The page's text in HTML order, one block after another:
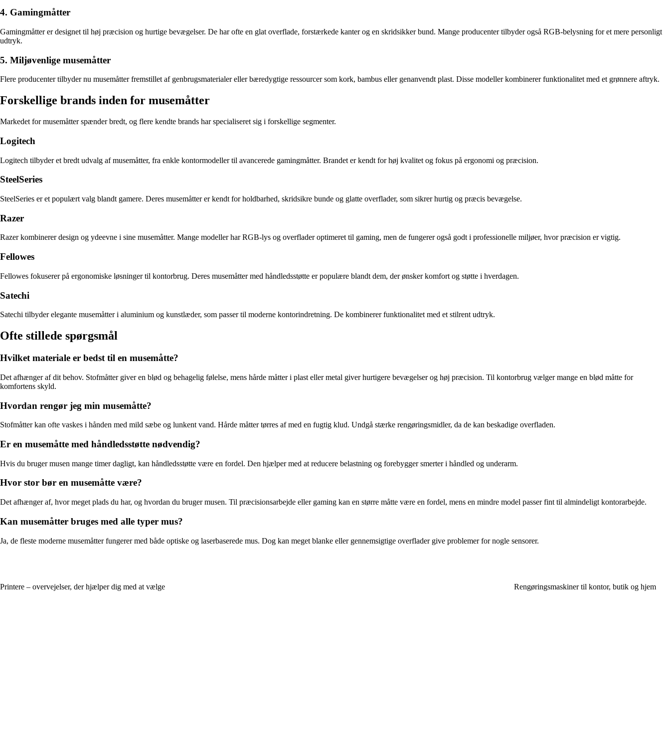
4. Gamingmåtter
Gamingmåtter er designet til høj præcision og hurtige bevægelser. De har ofte en glat overflade, forstærkede kanter og en skridsikker bund. Mange producenter tilbyder også RGB-belysning for et mere personligt
udtryk.
5. Miljøvenlige musemåtter
Flere producenter tilbyder nu musemåtter fremstillet af genbrugsmaterialer eller bæredygtige ressourcer som kork, bambus eller genanvendt plast. Disse modeller kombinerer funktionalitet med et grønnere aftryk.
Forskellige brands inden for musemåtter
Markedet for musemåtter spænder bredt, og flere kendte brands har specialiseret sig i forskellige segmenter.
Logitech
Logitech tilbyder et bredt udvalg af musemåtter, fra enkle kontormodeller til avancerede gamingmåtter. Brandet er kendt for høj kvalitet og fokus på ergonomi og præcision.
SteelSeries
SteelSeries er et populært valg blandt gamere. Deres musemåtter er kendt for holdbarhed, skridsikre bunde og glatte overflader, som sikrer hurtig og præcis bevægelse.
Razer
Razer kombinerer design og ydeevne i sine musemåtter. Mange modeller har RGB-lys og overflader optimeret til gaming, men de fungerer også godt i professionelle miljøer, hvor præcision er vigtig.
Fellowes
Fellowes fokuserer på ergonomiske løsninger til kontorbrug. Deres musemåtter med håndledsstøtte er populære blandt dem, der ønsker komfort og støtte i hverdagen.
Satechi
Satechi tilbyder elegante musemåtter i aluminium og kunstlæder, som passer til moderne kontorindretning. De kombinerer funktionalitet med et stilrent udtryk.
Ofte stillede spørgsmål
Hvilket materiale er bedst til en musemåtte?
Det afhænger af dit behov. Stofmåtter giver en blød og behagelig følelse, mens hårde måtter i plast eller metal giver hurtigere bevægelser og høj præcision. Til kontorbrug vælger mange en blød måtte for
komfortens skyld.
Hvordan rengør jeg min musemåtte?
Stofmåtter kan ofte vaskes i hånden med mild sæbe og lunkent vand. Hårde måtter tørres af med en fugtig klud. Undgå stærke rengøringsmidler, da de kan beskadige overfladen.
Er en musemåtte med håndledsstøtte nødvendig?
Hvis du bruger musen mange timer dagligt, kan håndledsstøtte være en fordel. Den hjælper med at reducere belastning og forebygger smerter i håndled og underarm.
Hvor stor bør en musemåtte være?
Det afhænger af, hvor meget plads du har, og hvordan du bruger musen. Til præcisionsarbejde eller gaming kan en større måtte være en fordel, mens en mindre model passer fint til almindeligt kontorarbejde.
Kan musemåtter bruges med alle typer mus?
Ja, de fleste moderne musemåtter fungerer med både optiske og laserbaserede mus. Dog kan meget blanke eller gennemsigtige overflader give problemer for nogle sensorer.
Printere – overvejelser, der hjælper dig med at vælge Rengøringsmaskiner til kontor, butik og hjem